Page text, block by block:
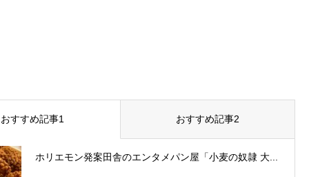
おすすめ記事1 おすすめ記事2
ホリエモン発案田舎のエンタメパン屋「小麦の奴隷 大...